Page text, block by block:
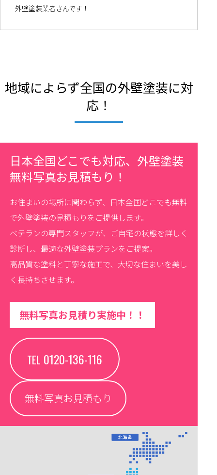
外壁塗装業者さんです！
地域によらず全国の外壁塗装に対
応！
日本全国どこでも対応、外壁塗装
無料写真お見積もり！
お住まいの場所に関わらず、日本全国どこでも無料
で外壁塗装の見積もりをご提供します。
ベテランの専門スタッフが、ご自宅の状態を詳しく
診断し、最適な外壁塗装プランをご提案。
高品質な塗料と丁寧な施工で、大切な住まいを美し
く長持ちさせます。
無料写真お見積り実施中！！
TEL 0120-136-116
無料写真お見積もり